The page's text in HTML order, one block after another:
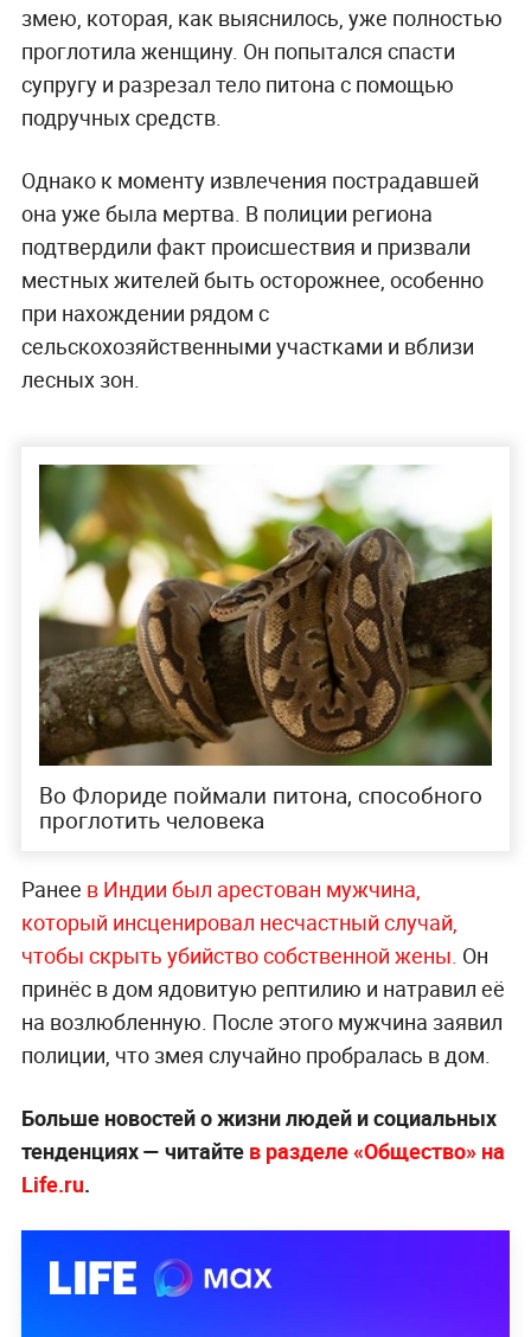
змею, которая, как выяснилось, уже полностью
проглотила женщину. Он попытался спасти
супругу и разрезал тело питона с помощью
подручных средств.
Однако к моменту извлечения пострадавшей
она уже была мертва. В полиции региона
подтвердили факт происшествия и призвали
местных жителей быть осторожнее, особенно
при нахождении рядом с
сельскохозяйственными участками и вблизи
лесных зон.
Во Флориде поймали питона, способного
проглотить человека
Ранее в Индии был арестован мужчина,
который инсценировал несчастный случай,
чтобы скрыть убийство собственной жены. Он
принёс в дом ядовитую рептилию и натравил её
на возлюбленную. После этого мужчина заявил
полиции, что змея случайно пробралась в дом.
Больше новостей о жизни людей и социальных
тенденциях — читайте в разделе «Общество» на
Life.ru.